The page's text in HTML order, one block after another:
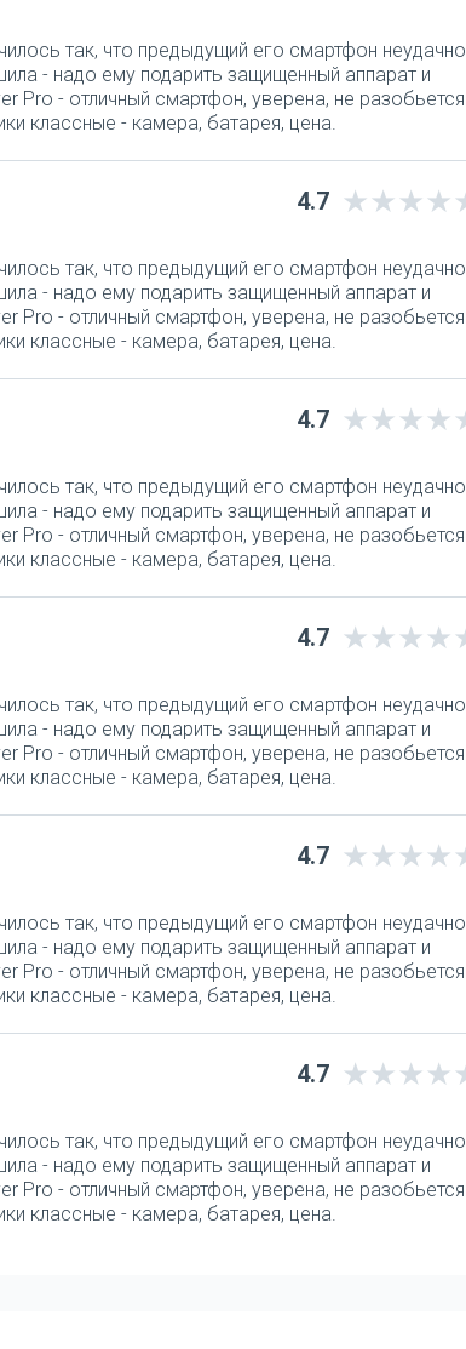
так, что предыдущий его смартфон неудачно
- надо ему подарить защищенный аппарат и
Pro - отличный смартфон, уверена, не разобьется
классные - камера, батарея, цена.
4.7
так, что предыдущий его смартфон неудачно
- надо ему подарить защищенный аппарат и
Pro - отличный смартфон, уверена, не разобьется
классные - камера, батарея, цена.
4.7
так, что предыдущий его смартфон неудачно
- надо ему подарить защищенный аппарат и
Pro - отличный смартфон, уверена, не разобьется
классные - камера, батарея, цена.
4.7
так, что предыдущий его смартфон неудачно
- надо ему подарить защищенный аппарат и
Pro - отличный смартфон, уверена, не разобьется
классные - камера, батарея, цена.
4.7
так, что предыдущий его смартфон неудачно
- надо ему подарить защищенный аппарат и
Pro - отличный смартфон, уверена, не разобьется
классные - камера, батарея, цена.
4.7
так, что предыдущий его смартфон неудачно
- надо ему подарить защищенный аппарат и
Pro - отличный смартфон, уверена, не разобьется
классные - камера, батарея, цена.